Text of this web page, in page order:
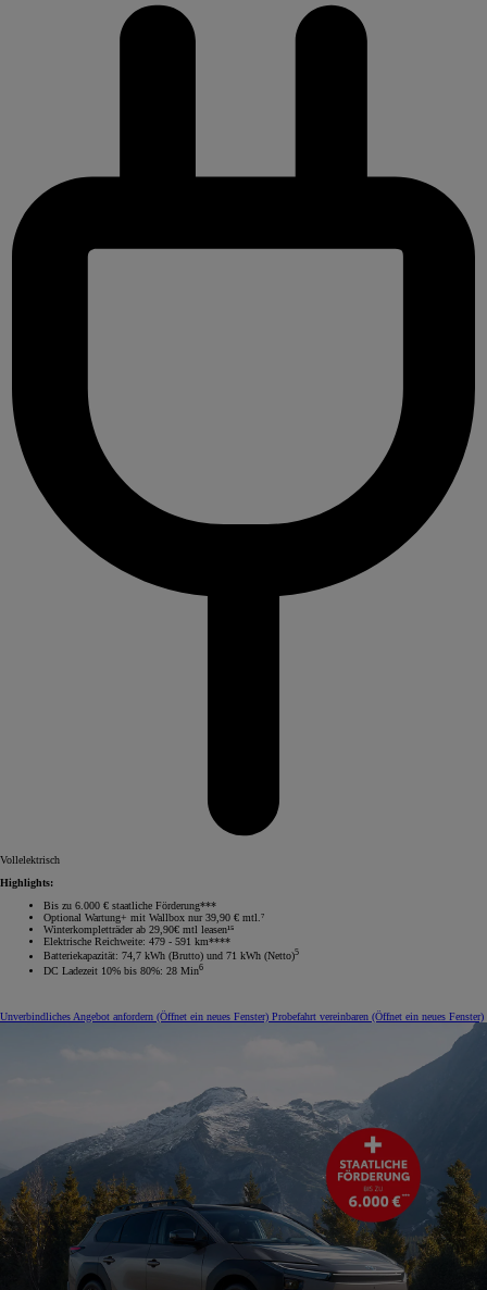
Vollelektrisch
Highlights:
Bis zu 6.000 € staatliche Förderung***
Optional Wartung+ mit Wallbox nur 39,90 € mtl.⁷
Winterkompletträder ab 29,90€ mtl leasen¹⁵
Elektrische Reichweite: 479 - 591 km****
Batteriekapazität: 74,7 kWh (Brutto) und 71 kWh (Netto)5
DC Ladezeit 10% bis 80%: 28 Min6
Unverbindliches Angebot anfordern (Öffnet ein neues Fenster) Probefahrt vereinbaren (Öffnet ein neues Fenster)